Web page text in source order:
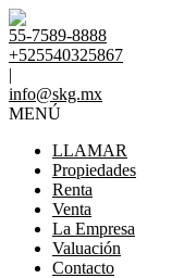
55-7589-8888
+525540325867
|
info@skg.mx
MENÚ
LLAMAR
Propiedades
Renta
Venta
La Empresa
Valuación
Contacto